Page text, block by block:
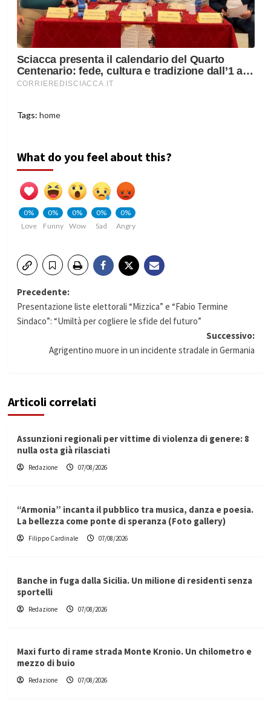
Tags: home
What do you feel about this?
0%
Love
0%
Funny
0%
Wow
0%
Sad
0%
Angry
Navigazione
articolo
Precedente:
Presentazione liste elettorali “Mizzica” e “Fabio Termine
Sindaco”: “Umiltà per cogliere le sfide del futuro”
Successivo:
Agrigentino muore in un incidente stradale in Germania
Articoli correlati
Assunzioni regionali per vittime di violenza di genere: 8
nulla osta già rilasciati
Redazione 07/08/2026
“Armonia” incanta il pubblico tra musica, danza e poesia.
La bellezza come ponte di speranza (Foto gallery)
Filippo Cardinale 07/08/2026
Banche in fuga dalla Sicilia. Un milione di residenti senza
sportelli
Redazione 07/08/2026
Maxi furto di rame strada Monte Kronio. Un chilometro e
mezzo di buio
Redazione 07/08/2026